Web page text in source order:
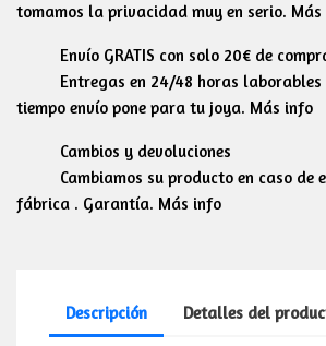
tomamos la privacidad muy en serio.
Envío GRATIS con solo 20€ de
Entregas en 24/48 horas
tiempo envío pone para tu joya. Más info
Cambios y devoluciones
Cambiamos su producto en caso de
fábrica . Garantía. Más info
Descripción Detalles del